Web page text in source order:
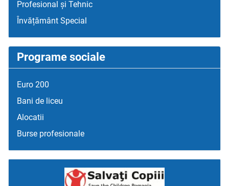
Profesional și Tehnic
Învățământ Special
Programe sociale
Euro 200
Bani de liceu
Alocatii
Burse profesionale